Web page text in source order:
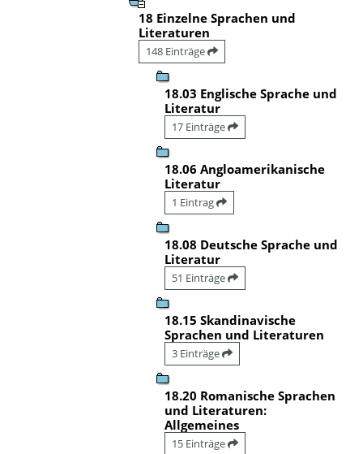
18 Einzelne Sprachen und
Literaturen
148 Einträge
18.03 Englische Sprache und
Literatur
17 Einträge
18.06 Angloamerikanische
Literatur
1 Eintrag
18.08 Deutsche Sprache und
Literatur
51 Einträge
18.15 Skandinavische
Sprachen und Literaturen
3 Einträge
18.20 Romanische Sprachen
und Literaturen:
Allgemeines
15 Einträge